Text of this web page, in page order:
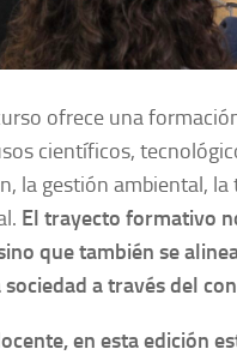
ofrece una
científicos,
la gestión ambiental,
El trayecto formativo
que también se
a través del
en esta edición